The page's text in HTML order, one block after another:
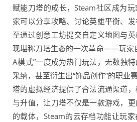
赋能刀塔的成长，Steam社区成为
家可以分享攻略、讨论英雄平衡、
至通过创意工坊提交自定义地图与
现堪称刀塔生态的一次革命——玩家
A模式”一度成为热门玩法，无数独
采纳，甚至衍生出“饰品创作”的职业
塔的虚拟经济提供了合法流通渠道
与升值，让刀塔不仅是一款游戏，
的载体，Steam的云存档功能让玩